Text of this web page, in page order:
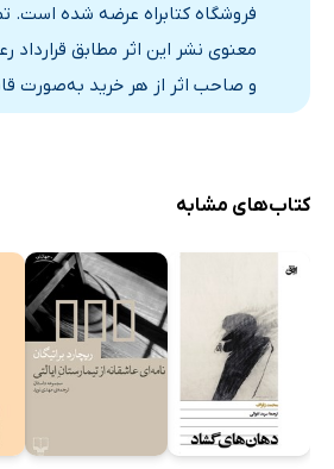
فروشگاه کتابراه عرضه شده است.
معنوی نشر این اثر مطابق
و صاحب اثر از هر خرید به‌صورت
کتاب‌های مشابه